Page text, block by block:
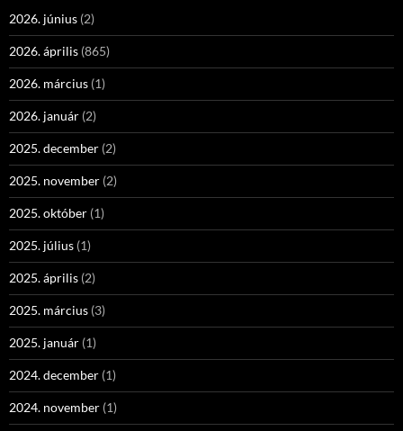
2026. június (2)
2026. április (865)
2026. március (1)
2026. január (2)
2025. december (2)
2025. november (2)
2025. október (1)
2025. július (1)
2025. április (2)
2025. március (3)
2025. január (1)
2024. december (1)
2024. november (1)